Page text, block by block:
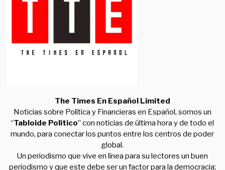
The Times En Español Limited
Noticias sobre Política y Financieras en Español, somos un
“Tabloide Político” con noticias de última hora y de todo el
mundo, para conectar los puntos entre los centros de poder
global.
Un periodismo que vive en línea para su lectores un buen
periodismo y que este debe ser un factor para la democracia;